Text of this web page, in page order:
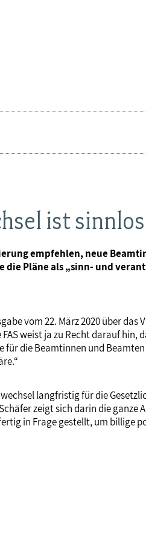
ist sinnlos
empfehlen, neue
Pläne als „sinn- und
vom 22. März 2020 über
weist ja zu Recht darauf
die Beamtinnen und
langfristig für die
zeigt sich darin die
in Frage gestellt, um billige